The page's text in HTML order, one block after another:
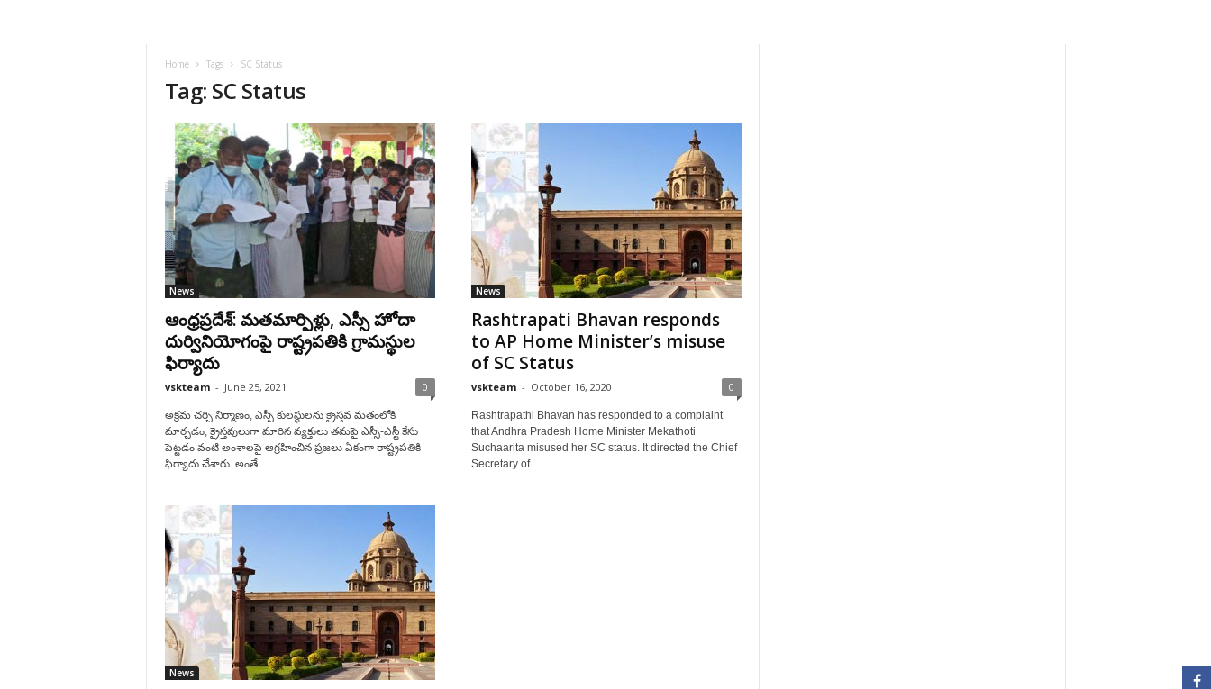
Home Tags SC Status
Tag: SC Status
News
ఆంధ్రప్రదేశ్: మతమార్పిళ్లు, ఎస్సీ హోదా
దుర్వినియోగంపై రాష్ట్రపతికి గ్రామస్థుల
ఫిర్యాదు
vskteam - June 25, 2021 0
అక్రమ చర్చి నిర్మాణం, ఎస్సీ కులస్థులను క్రైస్తవ మతంలోకి
మార్చడం, క్రైస్తవులుగా మారిన వ్యక్తులు తమపై ఎస్సీ-ఎస్టీ కేసు
పెట్టడం వంటి అంశాలపై ఆగ్రహించిన ప్రజలు ఏకంగా రాష్ట్రపతికి
ఫిర్యాదు చేశారు. అంతే...
News
Rashtrapati Bhavan responds
to AP Home Minister’s misuse
of SC Status
vskteam - October 16, 2020 0
Rashtrapathi Bhavan has responded to a complaint
that Andhra Pradesh Home Minister Mekathoti
Suchaarita misused her SC status. It directed the Chief
Secretary of...
News